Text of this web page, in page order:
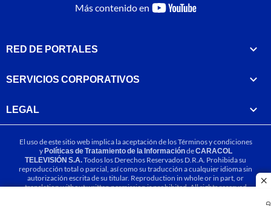
Más contenido en
youtube-
RED DE PORTALES
SERVICIOS CORPORATIVOS
LEGAL
El uso de este sitio web implica la aceptación de losTérminos y condiciones
yPolíticas de Tratamiento de la InformacióndeCARACOL
TELEVISIÓN S.A.Todos los Derechos Reservados D.R.A. Prohibida su
reproducción total o parcial, así como su traducción a cualquier idioma sin
autorización escrita de su titular. Reproduction in whole or in part, or
translation without written permission is prohibited. All rights reserved